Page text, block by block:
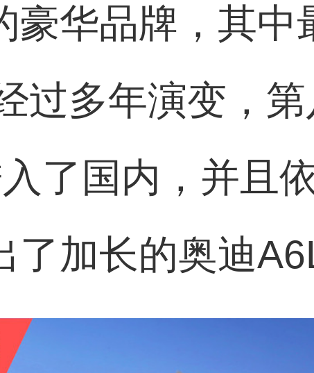
豪华品牌，其中
过多年演变，
了国内，并且
了加长的奥迪